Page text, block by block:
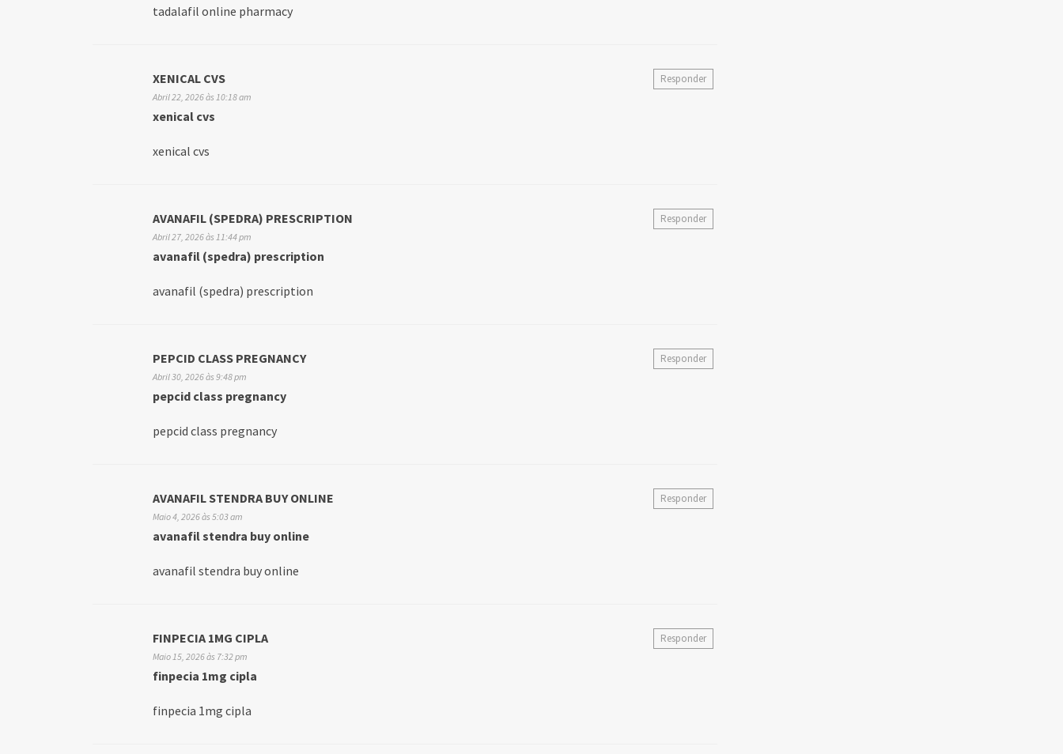
tadalafil online pharmacy
XENICAL CVS
Abril 22, 2026 às 10:18 am
xenical cvs
xenical cvs
Responder
AVANAFIL (SPEDRA) PRESCRIPTION
Abril 27, 2026 às 11:44 pm
avanafil (spedra) prescription
avanafil (spedra) prescription
Responder
PEPCID CLASS PREGNANCY
Abril 30, 2026 às 9:48 pm
pepcid class pregnancy
pepcid class pregnancy
Responder
AVANAFIL STENDRA BUY ONLINE
Maio 4, 2026 às 5:03 am
avanafil stendra buy online
avanafil stendra buy online
Responder
FINPECIA 1MG CIPLA
Maio 15, 2026 às 7:32 pm
finpecia 1mg cipla
finpecia 1mg cipla
Responder